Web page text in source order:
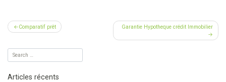
Navigation
l’article
Comparatif prêt Garantie Hypotheque crédit Immobilier
Articles récents